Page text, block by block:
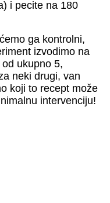
i pecite na 180
ga kontrolni,
izvodimo na
ukupno 5,
neki drugi, van
koji to recept može
intervenciju!